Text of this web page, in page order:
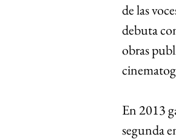
de las
debuta
obras
En 2013
segunda